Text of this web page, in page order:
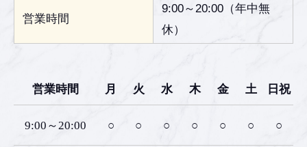
営業時間
9:00～20:00（年中無
休）
営業時間 月 火 水 木 金 土 日祝
9:00～20:00 ○ ○ ○ ○ ○ ○ ○